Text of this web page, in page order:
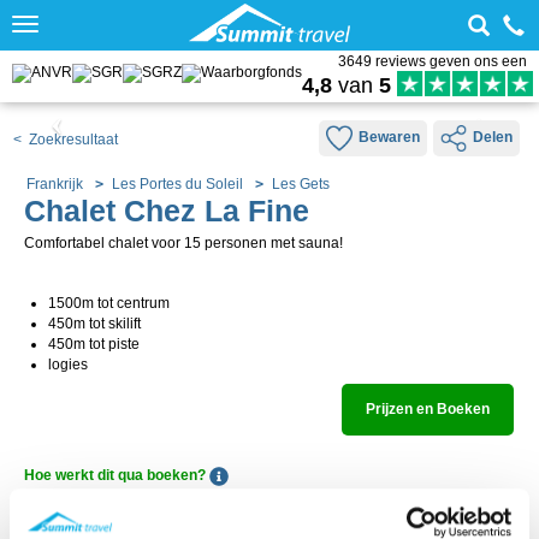
Toggle
3649 reviews geven ons een
4,8 van 5
< Zoekresultaat Bewaren Delen
Frankrijk Les Portes du Soleil Les Gets
Chalet Chez La Fine
Comfortabel chalet voor 15 personen met sauna!
1500m tot centrum
450m tot skilift
450m tot piste
logies
Prijzen en Boeken
Hoe werkt dit qua boeken?
Informatie